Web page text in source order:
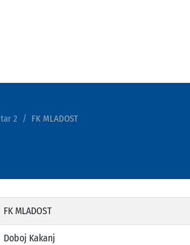
2 FK MLADOST
FK MLADOST
Doboj Kakanj